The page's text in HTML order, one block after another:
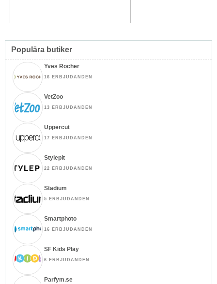
Populära butiker
Yves Rocher
16 ERBJUDANDEN
VetZoo
13 ERBJUDANDEN
Uppercut
17 ERBJUDANDEN
Stylepit
22 ERBJUDANDEN
Stadium
5 ERBJUDANDEN
Smartphoto
16 ERBJUDANDEN
SF Kids Play
6 ERBJUDANDEN
Parfym.se